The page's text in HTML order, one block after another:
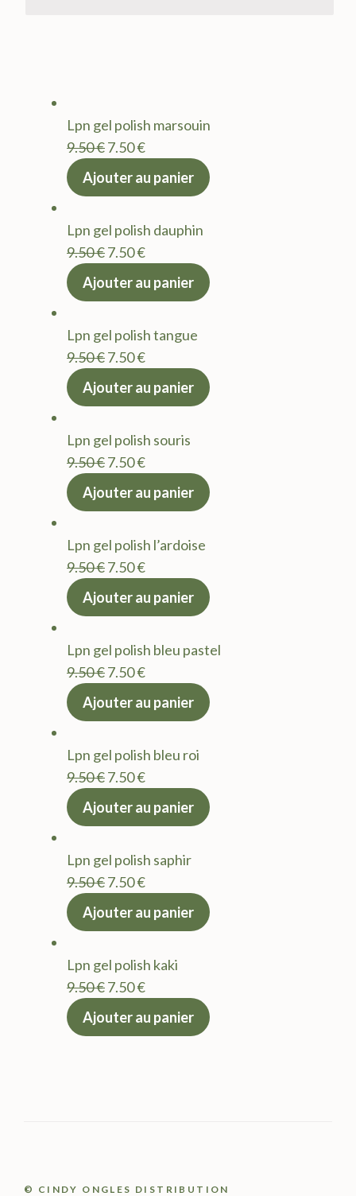
Lpn gel polish marsouin
9.50€Le
prix
9.50 €.
7.50€Le
actuel
7.50 €.
Ajouter au panier
Lpn gel polish dauphin
9.50€Le
prix
9.50 €.
7.50€Le
actuel
7.50 €.
Ajouter au panier
Lpn gel polish tangue
9.50€Le
prix
9.50 €.
7.50€Le
actuel
7.50 €.
Ajouter au panier
Lpn gel polish souris
9.50€Le
prix
9.50 €.
7.50€Le
actuel
7.50 €.
Ajouter au panier
Lpn gel polish l’ardoise
9.50€Le
prix
9.50 €.
7.50€Le
actuel
7.50 €.
Ajouter au panier
Lpn gel polish bleu pastel
9.50€Le
prix
9.50 €.
7.50€Le
actuel
7.50 €.
Ajouter au panier
Lpn gel polish bleu roi
9.50€Le
prix
9.50 €.
7.50€Le
actuel
7.50 €.
Ajouter au panier
Lpn gel polish saphir
9.50€Le
prix
9.50 €.
7.50€Le
actuel
7.50 €.
Ajouter au panier
Lpn gel polish kaki
9.50€Le
prix
7.50€Le
actuel
Ajouter au panier
© CINDY ONGLES DISTRIBUTION